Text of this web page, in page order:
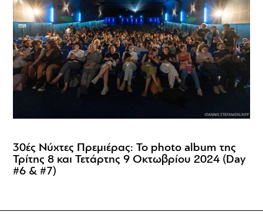
30ές Νύχτες Πρεμιέρας: Το photo album της
Τρίτης 8 και Τετάρτης 9 Οκτωβρίου 2024 (Day
#6 & #7)